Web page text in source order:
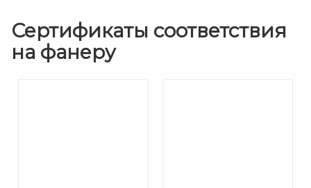
Сертификаты соответствия
на фанеру